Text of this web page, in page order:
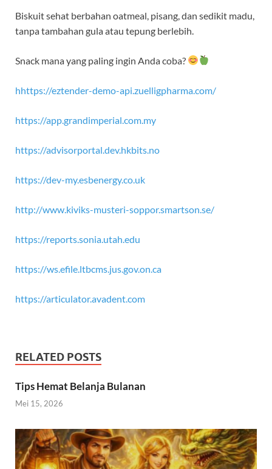
Biskuit sehat berbahan oatmeal, pisang, dan sedikit madu,
tanpa tambahan gula atau tepung berlebih.
Snack mana yang paling ingin Anda coba?
hhttps://eztender-demo-api.zuelligpharma.com/
https://app.grandimperial.com.my
https://advisorportal.dev.hkbits.no
https://dev-my.esbenergy.co.uk
http://www.kiviks-musteri-soppor.smartson.se/
https://reports.sonia.utah.edu
https://ws.efile.ltbcms.jus.gov.on.ca
https://articulator.avadent.com
RELATED POSTS
Tips Hemat Belanja Bulanan
Mei 15, 2026